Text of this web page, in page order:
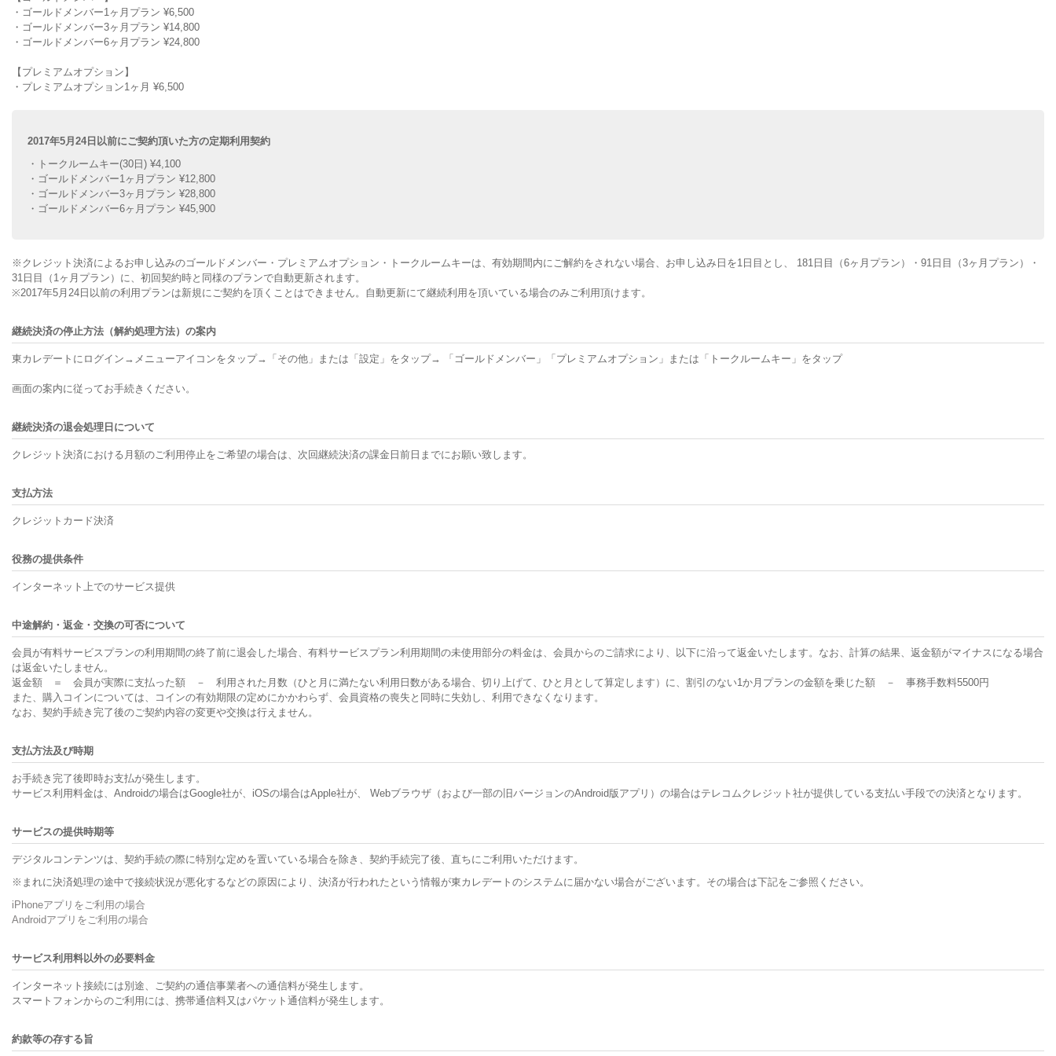
・ゴールドメンバー1ヶ月プラン ¥6,500
・ゴールドメンバー3ヶ月プラン ¥14,800
・ゴールドメンバー6ヶ月プラン ¥24,800
【プレミアムオプション】
・プレミアムオプション1ヶ月 ¥6,500
2017年5月24日以前にご契約頂いた方の定期利用契約
・トークルームキー(30日) ¥4,100
・ゴールドメンバー1ヶ月プラン ¥12,800
・ゴールドメンバー3ヶ月プラン ¥28,800
・ゴールドメンバー6ヶ月プラン ¥45,900
※クレジット決済によるお申し込みのゴールドメンバー・プレミアムオプション・トークルームキーは、有効期間内にご解約をされない場合、お申し込み日を1日目とし、 181日目（6ヶ月プラン）・91日目（3ヶ月プラン）・
31日目（1ヶ月プラン）に、初回契約時と同様のプランで自動更新されます。
※2017年5月24日以前の利用プランは新規にご契約を頂くことはできません。自動更新にて継続利用を頂いている場合のみご利用頂けます。
継続決済の停止方法（解約処理方法）の案内
東カレデートにログイン→メニューアイコンをタップ→「その他」または「設定」をタップ→ 「ゴールドメンバー」「プレミアムオプション」または「トークルームキー」をタップ
画面の案内に従ってお手続きください。
継続決済の退会処理日について
クレジット決済における月額のご利用停止をご希望の場合は、次回継続決済の課金日前日までにお願い致します。
支払方法
クレジットカード決済
役務の提供条件
インターネット上でのサービス提供
中途解約・返金・交換の可否について
会員が有料サービスプランの利用期間の終了前に退会した場合、有料サービスプラン利用期間の未使用部分の料金は、会員からのご請求により、以下に沿って返金いたします。なお、計算の結果、返金額がマイナスになる場合
は返金いたしません。
返金額 ＝ 会員が実際に支払った額 － 利用された月数（ひと月に満たない利用日数がある場合、切り上げて、ひと月として算定します）に、割引のない1か月プランの金額を乗じた額 － 事務手数料5500円
また、購入コインについては、コインの有効期限の定めにかかわらず、会員資格の喪失と同時に失効し、利用できなくなります。
なお、契約手続き完了後のご契約内容の変更や交換は行えません。
支払方法及び時期
お手続き完了後即時お支払が発生します。
サービス利用料金は、Androidの場合はGoogle社が、iOSの場合はApple社が、 Webブラウザ（および一部の旧バージョンのAndroid版アプリ）の場合はテレコムクレジット社が提供している支払い手段での決済となります。
サービスの提供時期等
デジタルコンテンツは、契約手続の際に特別な定めを置いている場合を除き、契約手続完了後、直ちにご利用いただけます。
※まれに決済処理の途中で接続状況が悪化するなどの原因により、決済が行われたという情報が東カレデートのシステムに届かない場合がございます。その場合は下記をご参照ください。
iPhoneアプリをご利用の場合
Androidアプリをご利用の場合
サービス利用料以外の必要料金
インターネット接続には別途、ご契約の通信事業者への通信料が発生します。
スマートフォンからのご利用には、携帯通信料又はパケット通信料が発生します。
約款等の存する旨